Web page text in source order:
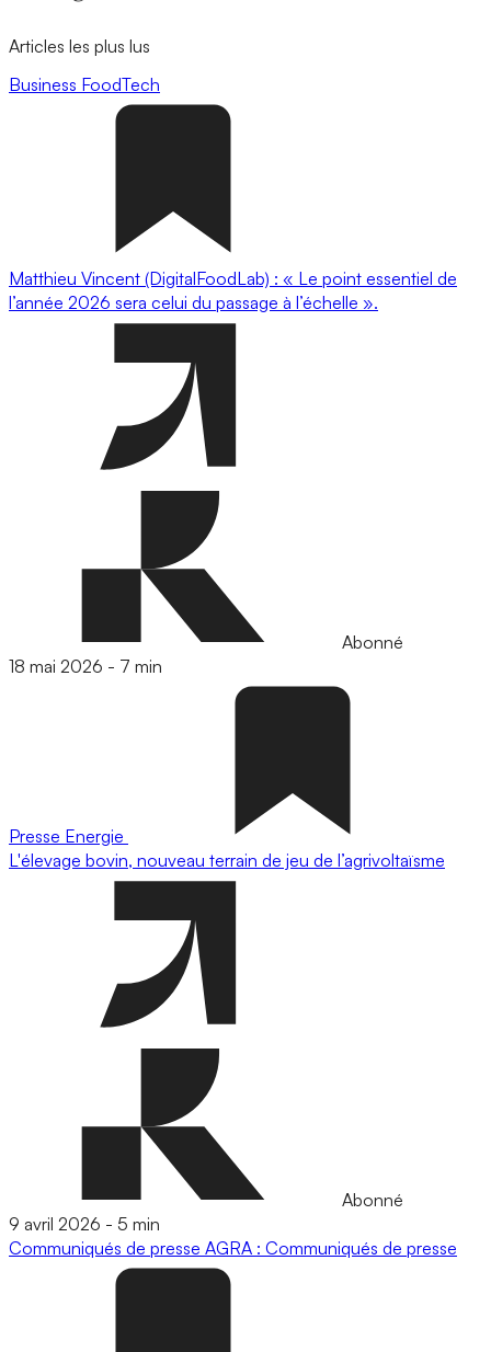
Articles les plus lus
Business FoodTech
Matthieu Vincent (DigitalFoodLab) : « Le point essentiel de
l’année 2026 sera celui du passage à l’échelle ».
Abonné
18 mai 2026 - 7 min
Presse Energie
L'élevage bovin, nouveau terrain de jeu de l’agrivoltaïsme
Abonné
9 avril 2026 - 5 min
Communiqués de presse AGRA : Communiqués de presse